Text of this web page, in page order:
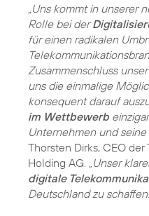
„Uns kommt in unserer
Rolle bei der
für einen radikalen
Zusammenschluss
uns die einmalige
konsequent darauf
im Wettbewerb
Unternehmen und seine
Thorsten Dirks, CEO
Holding AG.
„Unser
digitale
Deutschland zu